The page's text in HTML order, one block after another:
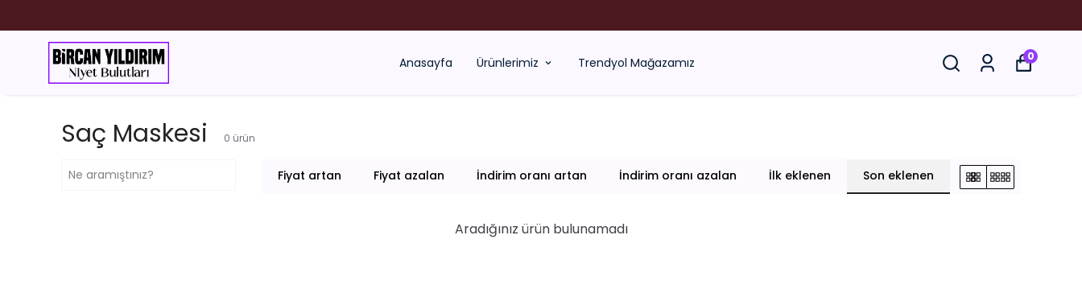
Anasayfa Ürünlerimiz Trendyol Mağazamız 0
Saç Maskesi 0 ürün
Fiyat artan Fiyat azalan İndirim oranı artan İndirim oranı azalan İlk eklenen Son eklenen
Aradığınız ürün bulunamadı